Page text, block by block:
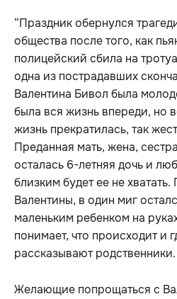
“Праздник обернулся
общества после того, как
полицейский сбила на
одна из пострадавших
Валентина Бивол была
была вся жизнь впереди, но
жизнь прекратилась, так
Преданная мать, жена,
осталась 6-летняя дочь и
близким будет ее не
Валентины, в один миг
маленьким ребенком на
понимает, что происходит и
рассказывают родственники.
Желающие попрощаться с